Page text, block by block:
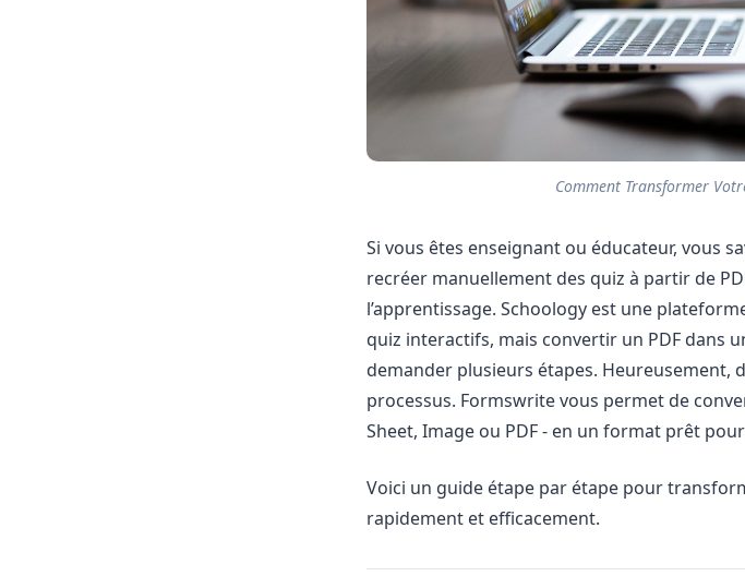
Comment Transformer
Si vous êtes enseignant ou éducateur, vous
recréer manuellement des quiz à partir de
l’apprentissage. Schoology est une
quiz interactifs, mais convertir un PDF dans
demander plusieurs étapes. Heureusement,
processus. Formswrite vous permet de
Sheet, Image ou PDF - en un format prêt
Voici un guide étape par étape pour
rapidement et efficacement.